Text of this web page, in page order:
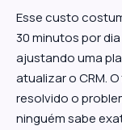
Esse custo
30 minutos por
ajustando uma
atualizar o CRM.
resolvido o
ninguém sabe